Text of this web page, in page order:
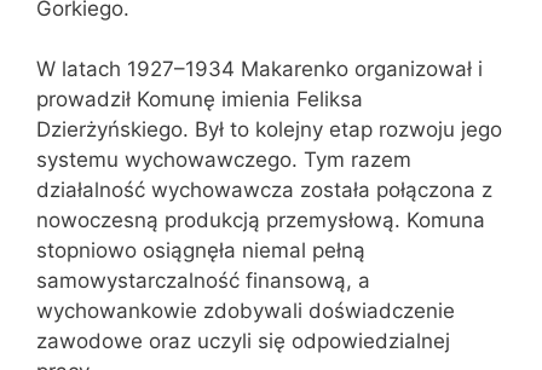
Gorkiego.
W latach 1927–1934 Makarenko organizował i
prowadził Komunę imienia Feliksa
Dzierżyńskiego. Był to kolejny etap rozwoju jego
systemu wychowawczego. Tym razem
działalność wychowawcza została połączona z
nowoczesną produkcją przemysłową. Komuna
stopniowo osiągnęła niemal pełną
samowystarczalność finansową, a
wychowankowie zdobywali doświadczenie
zawodowe oraz uczyli się odpowiedzialnej